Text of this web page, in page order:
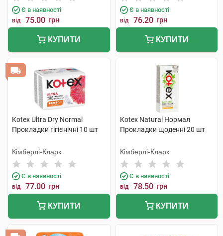
Є в наявності
від 75.00 грн
КУПИТИ
Є в наявності
від 76.20 грн
КУПИТИ
Kotex Ultra Dry Normal
Прокладки гігієнічні 10 шт
Кімберлі-Кларк
Є в наявності
від 77.00 грн
КУПИТИ
Kotex Natural Нормал
Прокладки щоденні 20 шт
Кімберлі-Кларк
Є в наявності
від 78.50 грн
КУПИТИ